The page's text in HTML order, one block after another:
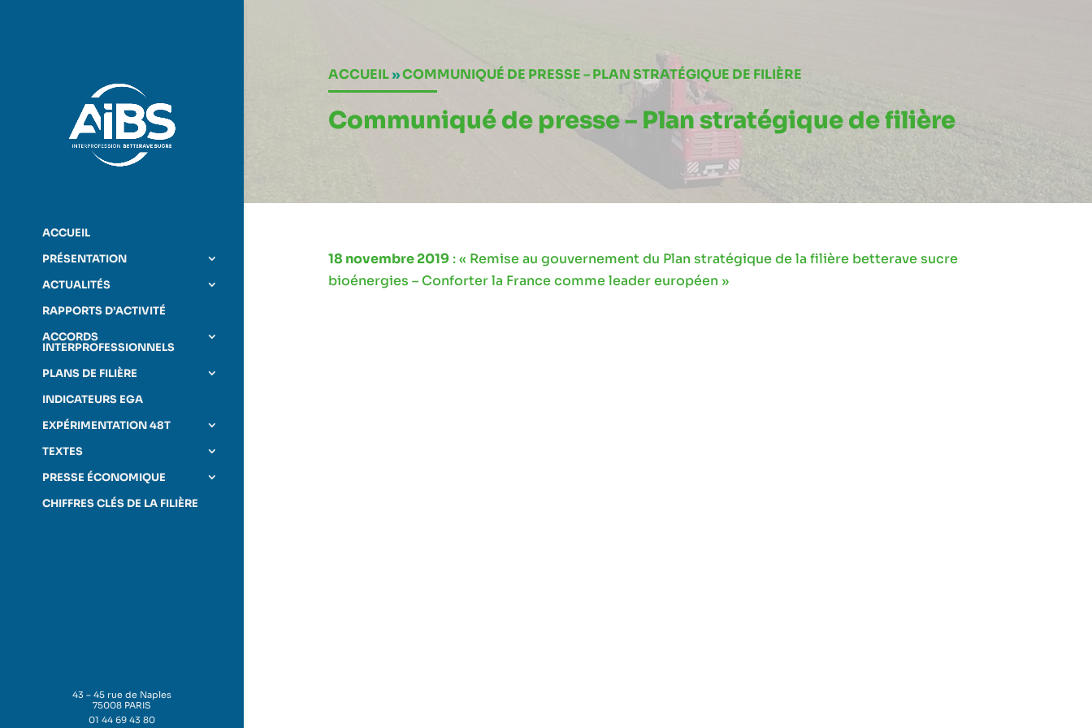
ACCUEIL
PRÉSENTATION
ACTUALITÉS
RAPPORTS D’ACTIVITÉ
ACCORDS
INTERPROFESSIONNELS
PLANS DE FILIÈRE
INDICATEURS EGA
EXPÉRIMENTATION 48T
TEXTES
PRESSE ÉCONOMIQUE
CHIFFRES CLÉS DE LA FILIÈRE
43 – 45 rue de Naples
75008 PARIS
01 44 69 43 80
ACCUEIL»COMMUNIQUÉ DE PRESSE – PLAN STRATÉGIQUE DE FILIÈRE
Communiqué de presse – Plan stratégique de filière
18 novembre 2019 : « Remise au gouvernement du Plan stratégique de la filière betterave sucre
bioénergies – Conforter la France comme leader européen »